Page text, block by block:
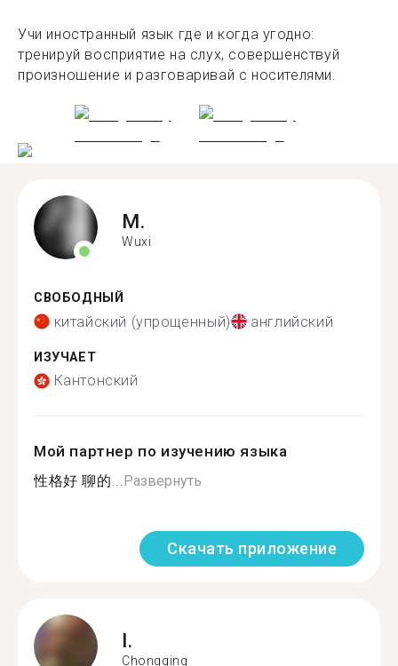
Учи иностранный язык где и когда угодно:
тренируй восприятие на слух, совершенствуй
произношение и разговаривай с носителями.
M.
Wuxi
СВОБОДНЫЙ
китайский (упрощенный) английский
ИЗУЧАЕТ
Кантонский
Мой партнер по изучению языка
性格好 聊的...Развернуть
Скачать приложение
I.
Chongqing